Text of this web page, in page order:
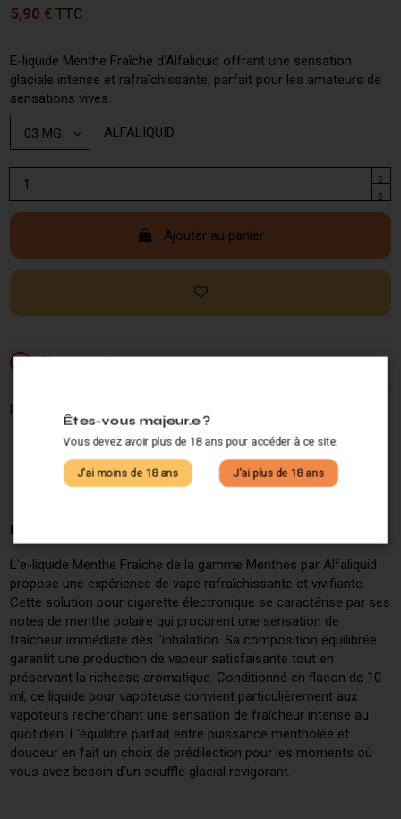
5,90 €TTC
E-liquide Menthe Fraîche d'Alfaliquid offrant une sensation
glaciale intense et rafraîchissante, parfait pour les amateurs de
sensations vives.
ALFALIQUID
Ajouter au panier
-18 Si vous ne fumez pas, ne vapotez pas.
Partagez ce produit :
Description
L'e-liquide Menthe Fraîche de la gamme Menthes par Alfaliquid
propose une expérience de vape rafraîchissante et vivifiante.
Cette solution pour cigarette électronique se caractérise par ses
notes de menthe polaire qui procurent une sensation de
fraîcheur immédiate dès l'inhalation. Sa composition équilibrée
garantit une production de vapeur satisfaisante tout en
préservant la richesse aromatique. Conditionné en flacon de 10
ml, ce liquide pour vapoteuse convient particulièrement aux
vapoteurs recherchant une sensation de fraîcheur intense au
quotidien. L'équilibre parfait entre puissance mentholée et
douceur en fait un choix de prédilection pour les moments où
vous avez besoin d'un souffle glacial revigorant.
Êtes-vous majeur.e ?
Vous devez avoir plus de 18 ans pour accéder à ce site.
J'ai moins de 18 ans J'ai plus de 18 ans